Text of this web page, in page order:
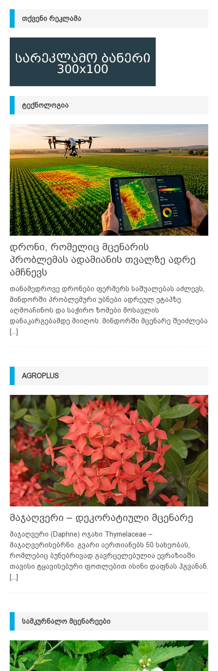
ᲗᲥᲕᲔᲜᲘ ᲠᲔᲙᲚᲐᲛᲐ
ᲢᲔᲥᲜᲝᲚᲝᲒᲘᲐ
დრონი, რომელიც მცენარის
პრობლემას ადამიანის თვალზე ადრე
ამჩნევს
თანამედროვე დრონები ფერმერს საშუალებას აძლევს,
მინდორში პრობლემური უბნები ადრეულ ეტაპზე
აღმოაჩინოს და საჭირო ზომები მოსავლის
დანაკარგებამდე მიიღოს. მინდორში მცენარე შეიძლება
[...]
AGROPLUS
მაჯაღვერი – დეკორატიული მცენარე
მაჯაღვერი (Daphne) ოჯახი Thymelaceae –
მაჯაღვერისებრნი. გვარი აერთიანებს 50 სახეობას,
რომლებიც ბუნებრივად გავრცელებულია ევრაზიაში.
თავისი ტყავისებური ფოთლებით ისინი დაფნას ჰგვანან.
[...]
ᲡᲐᲛᲙᲣᲠᲜᲐᲚᲝ ᲛᲪᲔᲜᲐᲠᲔᲔᲑᲘ